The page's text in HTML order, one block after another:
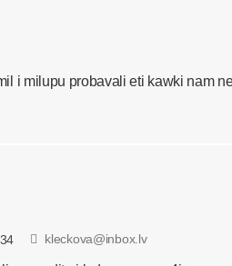
i milupu probavali eti kawki nam
kleckova@inbox.lv